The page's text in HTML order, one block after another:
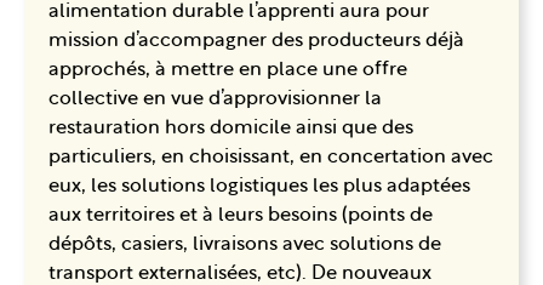
alimentation durable l’apprenti aura pour
mission d’accompagner des producteurs déjà
approchés, à mettre en place une offre
collective en vue d’approvisionner la
restauration hors domicile ainsi que des
particuliers, en choisissant, en concertation avec
eux, les solutions logistiques les plus adaptées
aux territoires et à leurs besoins (points de
dépôts, casiers, livraisons avec solutions de
transport externalisées, etc). De nouveaux